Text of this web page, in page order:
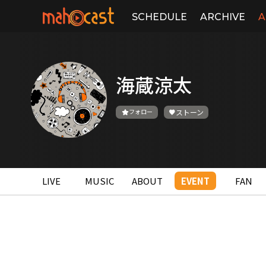
SCHEDULE ARCHIVE
海蔵涼太
フォロー ストーン
LIVE MUSIC ABOUT EVENT FAN